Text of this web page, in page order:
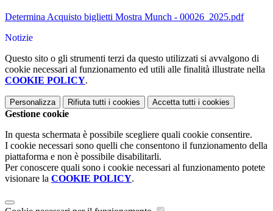
Determina Acquisto biglietti Mostra Munch - 00026_2025.pdf
Notizie
Questo sito o gli strumenti terzi da questo utilizzati si avvalgono di
cookie necessari al funzionamento ed utili alle finalità illustrate nella
COOKIE POLICY.
Personalizza Rifiuta tutti i cookies Accetta tutti i cookies
Gestione cookie
In questa schermata è possibile scegliere quali cookie consentire.
I cookie necessari sono quelli che consentono il funzionamento della
piattaforma e non è possibile disabilitarli.
Per conoscere quali sono i cookie necessari al funzionamento potete
visionare la COOKIE POLICY.